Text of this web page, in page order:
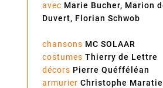
avec Marie Bucher, Marion
Duvert, Florian Schwob
chansons MC SOLAAR
costumes Thierry de Lettre
décors Pierre Quéfféléan
armurier Christophe